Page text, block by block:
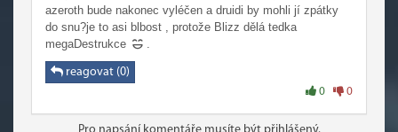
azeroth bude nakonec vyléčen a druidi by mohli jí zpátky
do snu?je to asi blbost , protože Blizz dělá tedka
megaDestrukce
.
reagovat (0)
0 0